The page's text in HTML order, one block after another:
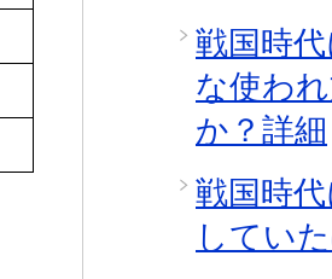
戦国時
な使わ
か？詳細
戦国時
してい